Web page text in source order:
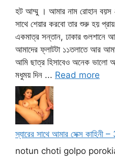
হট আম্মু । আমার নাম রোহান
সাথে শেয়ার করবো তার শুরু হয়
একমাত্র সন্তান, ঢাকার গুলশানে
আমাদের ফ্লাটটা ১১তলাতে আর
আমি ছাত্র হিসাবেও অনেক
মধুময় দিন ... Read more
স্যারের সাথে আমার সেক্স কাহিনী –
notun choti golpo porokia 1